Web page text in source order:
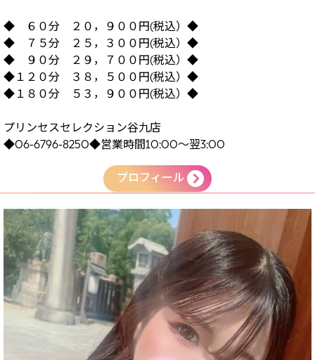
◆ ６０分 ２０，９００円(税込）◆
◆ ７５分 ２５，３００円(税込）◆
◆ ９０分 ２９，７００円(税込）◆
◆１２０分 ３８，５００円(税込）◆
◆１８０分 ５３，９００円(税込）◆
プリンセスセレクション谷九店
◆06-6796-8250◆営業時間10:00～翌3:00
プロフィール